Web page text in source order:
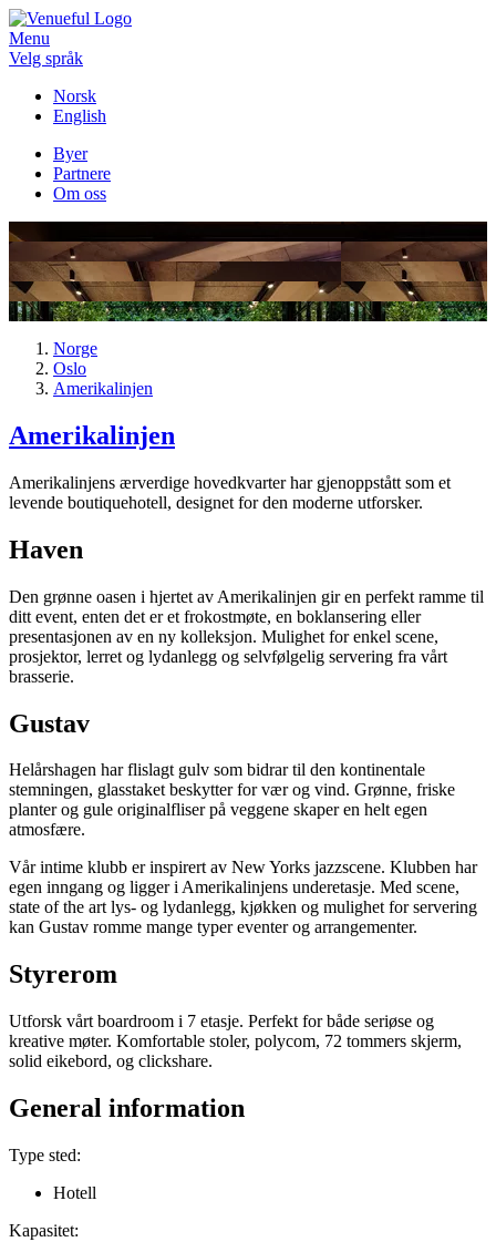
Menu
Velg språk
Norsk
English
Byer
Partnere
Om oss
Norge
Oslo
Amerikalinjen
Amerikalinjen
Amerikalinjens ærverdige hovedkvarter har gjenoppstått som et
levende boutiquehotell, designet for den moderne utforsker.
Haven
Den grønne oasen i hjertet av Amerikalinjen gir en perfekt ramme til
ditt event, enten det er et frokostmøte, en boklansering eller
presentasjonen av en ny kolleksjon. Mulighet for enkel scene,
prosjektor, lerret og lydanlegg og selvfølgelig servering fra vårt
brasserie.
Gustav
Helårshagen har flislagt gulv som bidrar til den kontinentale
stemningen, glasstaket beskytter for vær og vind. Grønne, friske
planter og gule originalfliser på veggene skaper en helt egen
atmosfære.
Vår intime klubb er inspirert av New Yorks jazzscene. Klubben har
egen inngang og ligger i Amerikalinjens underetasje. Med scene,
state of the art lys- og lydanlegg, kjøkken og mulighet for servering
kan Gustav romme mange typer eventer og arrangementer.
Styrerom
Utforsk vårt boardroom i 7 etasje. Perfekt for både seriøse og
kreative møter. Komfortable stoler, polycom, 72 tommers skjerm,
solid eikebord, og clickshare.
General information
Type sted:
Hotell
Kapasitet: